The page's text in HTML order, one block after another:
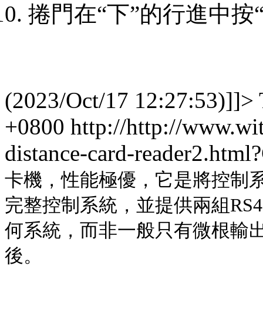
捲門在“下”的行進中按
(2023/Oct/17 12:27:53)]]>
+0800 http://http://
distance-card-
卡機，性能極優，它是將控制
完整控制系統，並提供兩組
何系統，而非一般只有微根輸
後。